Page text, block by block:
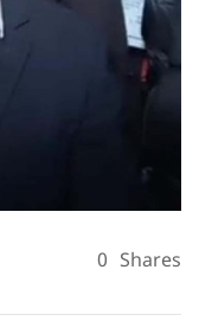
0 Shares